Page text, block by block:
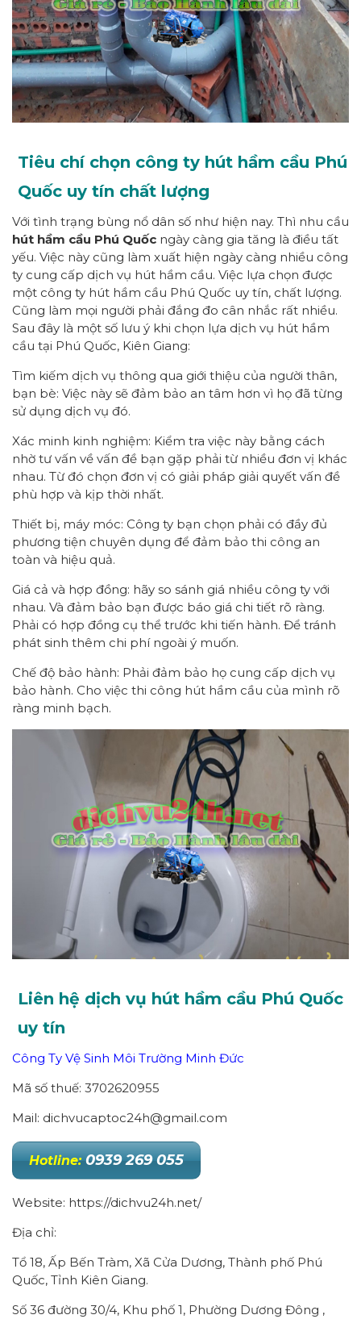
Tiêu chí chọn công ty hút hầm cầu Phú
Quốc uy tín chất lượng
Với tình trạng bùng nổ dân số như hiện nay. Thì nhu cầu
hút hầm cầu Phú Quốc ngày càng gia tăng là điều tất
yếu. Việc này cũng làm xuất hiện ngày càng nhiều công
ty cung cấp dịch vụ hút hầm cầu. Việc lựa chọn được
một công ty hút hầm cầu Phú Quốc uy tín, chất lượng.
Cũng làm mọi người phải đắng đo cân nhắc rất nhiều.
Sau đây là một số lưu ý khi chọn lựa dịch vụ hút hầm
cầu tại Phú Quốc, Kiên Giang:
Tìm kiếm dịch vụ thông qua giới thiệu của người thân,
bạn bè: Việc này sẽ đảm bảo an tâm hơn vì họ đã từng
sử dụng dịch vụ đó.
Xác minh kinh nghiệm: Kiểm tra việc này bằng cách
nhờ tư vấn về vấn đề bạn gặp phải từ nhiều đơn vị khác
nhau. Từ đó chọn đơn vị có giải pháp giải quyết vấn đề
phù hợp và kịp thời nhất.
Thiết bị, máy móc: Công ty bạn chọn phải có đầy đủ
phương tiện chuyên dụng để đảm bảo thi công an
toàn và hiệu quả.
Giá cả và hợp đồng: hãy so sánh giá nhiều công ty với
nhau. Và đảm bảo bạn được báo giá chi tiết rõ ràng.
Phải có hợp đồng cụ thể trước khi tiến hành. Để tránh
phát sinh thêm chi phí ngoài ý muốn.
Chế độ bảo hành: Phải đảm bảo họ cung cấp dịch vụ
bảo hành. Cho việc thi công hút hầm cầu của mình rõ
ràng minh bạch.
Liên hệ dịch vụ hút hầm cầu Phú Quốc
uy tín
Công Ty Vệ Sinh Môi Trường Minh Đức
Mã số thuế: 3702620955
Mail: dichvucaptoc24h@gmail.com
Hotline:0939 269 055
Website: https://dichvu24h.net/
Địa chỉ:
Tổ 18, Ấp Bến Tràm, Xã Cửa Dương, Thành phố Phú
Quốc, Tỉnh Kiên Giang.
Số 36 đường 30/4, Khu phố 1, Phường Dương Đông ,